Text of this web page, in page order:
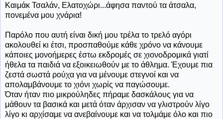
Καιμάκ Τσαλάν, Ελατοχώρι...άφησα παντού τα άτσαλα,
πονεμένα μου χνάρια!
Παρόλο που αυτή είναι δική μου τρέλα το τρελό αγόρι
ακολουθεί κι έτσι, προσπαθούμε κάθε χρόνο να κάνουμε
κάποιες μονοήμερες έστω εκδρομές σε χιονοδρομικά γιατί
ήθελα τα παιδιά να εξοικειωθούν με το άθλημα. Έχουμε πια
ζεστά σωστά ρούχα για να μένουμε στεγνοί και να
απολαμβάνουμε το χιόνι χωρίς να παγώσουμε.
Όταν ήταν πιο μικρούληδες πήραμε δασκάλους για να
μάθουν τα βασικά και μετά όταν άρχισαν να γλιστρούν λίγο
λίγο κι αρχίσαμε να ανεβαίνουμε και να τολμάμε όλο και πιο